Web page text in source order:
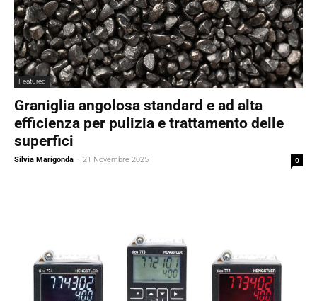
Featured
Graniglia angolosa standard e ad alta
efficienza per pulizia e trattamento delle
superfici
Silvia Marigonda - 21 Novembre 2025 0